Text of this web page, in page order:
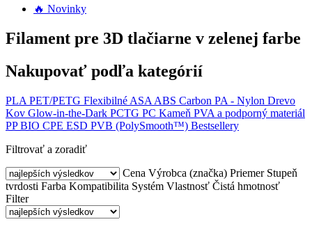
🔥 Novinky
Filament pre 3D tlačiarne v zelenej farbe
Nakupovať podľa kategórií
PLA PET/PETG Flexibilné ASA ABS Carbon PA - Nylon Drevo
Kov Glow-in-the-Dark PCTG PC Kameň PVA a podporný materiál
PP BIO CPE ESD PVB (PolySmooth™) Bestsellery
Filtrovať a zoradiť
Cena Výrobca (značka) Priemer Stupeň
tvrdosti Farba Kompatibilita Systém Vlastnosť Čistá hmotnosť
Filter